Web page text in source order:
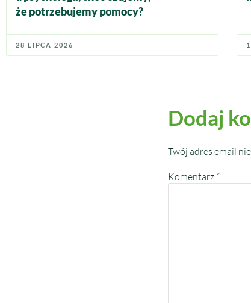
że potrzebujemy pomocy?
28 LIPCA 2026
Dodaj
Twój adres email
Komentarz *